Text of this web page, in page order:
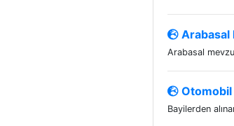
Arabasal
Arabasal
Otomobil
Bayilerden